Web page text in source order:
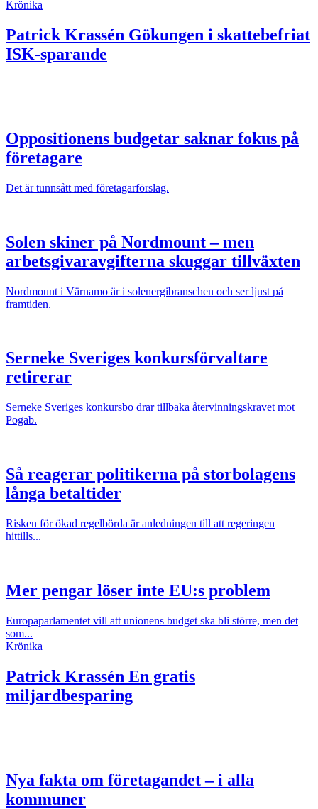
Krönika
Patrick Krassén Gökungen i skattebefriat
ISK-sparande
Oppositionens budgetar saknar fokus på
företagare
Det är tunnsått med företagarförslag.
Solen skiner på Nordmount – men
arbetsgivaravgifterna skuggar tillväxten
Nordmount i Värnamo är i solenergibranschen och ser ljust på
framtiden.
Serneke Sveriges konkursförvaltare
retirerar
Serneke Sveriges konkursbo drar tillbaka återvinningskravet mot
Pogab.
Så reagerar politikerna på storbolagens
långa betaltider
Risken för ökad regelbörda är anledningen till att regeringen
hittills...
Mer pengar löser inte EU:s problem
Europaparlamentet vill att unionens budget ska bli större, men det
som...
Krönika
Patrick Krassén En gratis
miljardbesparing
Nya fakta om företagandet – i alla
kommuner